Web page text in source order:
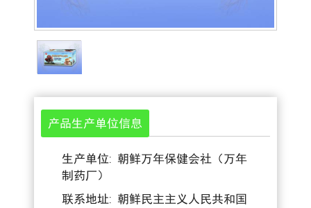
产品生产单位信息
生产单位: 朝鲜万年保健会社（万年
制药厂）
联系地址: 朝鲜民主主义人民共和国